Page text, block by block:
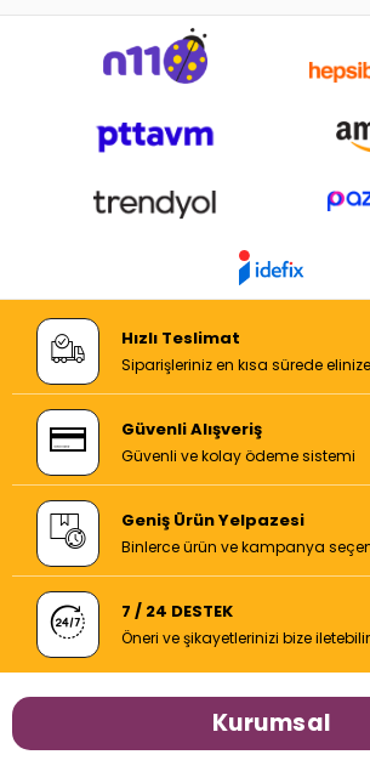
Hızlı Teslimat
Siparişleriniz en kısa sürede
Güvenli Alışveriş
Güvenli ve kolay ödeme sistemi
Geniş Ürün Yelpazesi
Binlerce ürün ve kampanya
7 / 24 DESTEK
Öneri ve şikayetlerinizi bize
Kurumsal